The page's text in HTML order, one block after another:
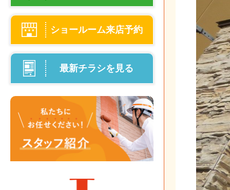
ショールーム来店予約
最新チラシを見る